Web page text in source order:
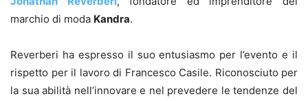
marchio di moda Kandra.
Reverberi ha espresso il suo entusiasmo per l’evento e il
rispetto per il lavoro di Francesco Casile. Riconosciuto per
la sua abilità nell’innovare e nel prevedere le tendenze del